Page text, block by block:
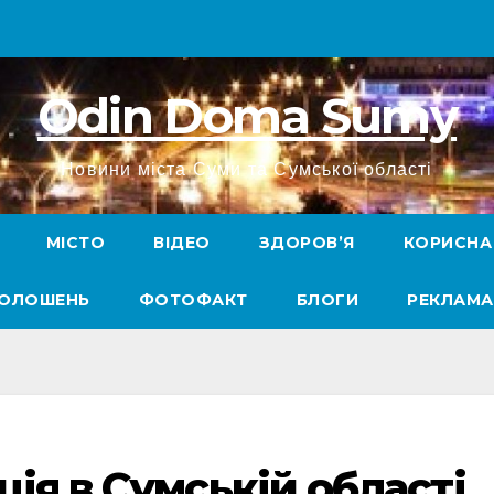
Odin Doma Sumy
Новини міста Суми та Сумської області
МІСТО ВІДЕО ЗДОРОВ’Я КОРИСНА
ФОТОФАКТ БЛОГИ РЕКЛАМА